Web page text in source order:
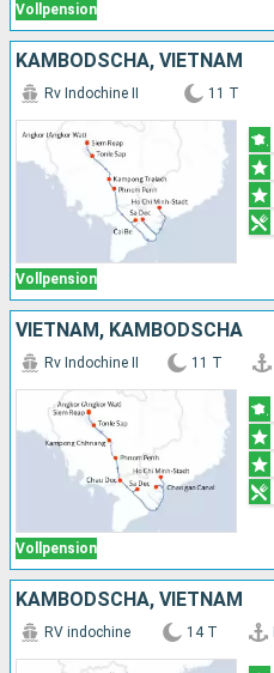
Vollpension
KAMBODSCHA, VIETNAM
Vollpension
Rv Indochine II 11 T
VIETNAM, KAMBODSCHA
Vollpension
Rv Indochine II 11 T
KAMBODSCHA, VIETNAM
RV indochine 14 T